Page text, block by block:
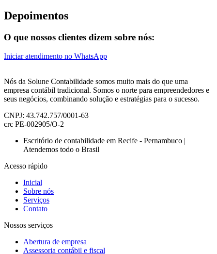
Depoimentos
O que nossos clientes dizem sobre nós:
Iniciar atendimento no WhatsApp
Nós da Solune Contabilidade somos muito mais do que uma
empresa contábil tradicional. Somos o norte para empreendedores e
seus negócios, combinando solução e estratégias para o sucesso.
CNPJ: 43.742.757/0001-63
crc PE-002905/O-2
Escritório de contabilidade em Recife - Pernambuco |
Atendemos todo o Brasil
Acesso rápido
Inicial
Sobre nós
Serviços
Contato
Nossos serviços
Abertura de empresa
Assessoria contábil e fiscal